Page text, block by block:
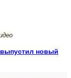
выпустил новый